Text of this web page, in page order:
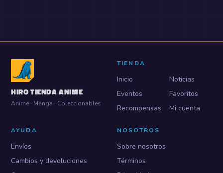
HIRO TIENDA ANIME
Anime · Manga · Coleccionables
TIENDA
Inicio
Noticias
Eventos
Favoritos
Recompensas
Mi cuenta
AYUDA
Envíos
Cambios y devoluciones
NOSOTROS
Sobre nosotros
Términos